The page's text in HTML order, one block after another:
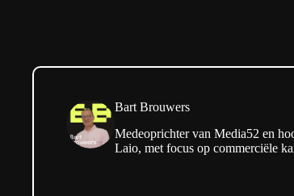
Bart Brouwers
Medeoprichter van Media52 en
Laio, met focus op commerciële